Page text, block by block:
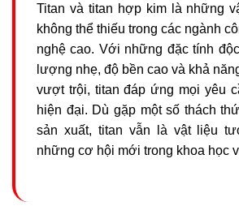
Titan và titan hợp kim là những
không thể thiếu trong các ngành
nghệ cao. Với những đặc tính
lượng nhẹ, độ bền cao và khả
vượt trội, titan đáp ứng mọi yêu
hiện đại. Dù gặp một số thách
sản xuất, titan vẫn là vật liệu
những cơ hội mới trong khoa học